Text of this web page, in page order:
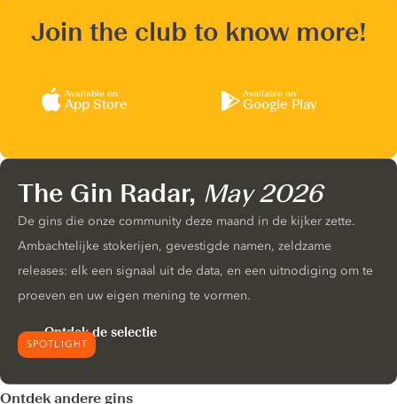
Join the club to know more!
Available on
App Store
Available on
Google Play
SPOTLIGHT
The Gin Radar, May 2026
De gins die onze community deze maand in de kijker zette.
Ambachtelijke stokerijen, gevestigde namen, zeldzame
releases: elk een signaal uit de data, en een uitnodiging om te
proeven en uw eigen mening te vormen.
Ontdek de selectie
Ontdek andere gins